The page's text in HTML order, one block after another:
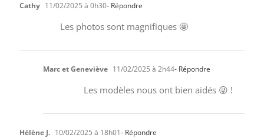
Cathy 11/02/2025 à 0h30- Répondre
Les photos sont magnifiques 🤩
Marc et Geneviève 11/02/2025 à 2h44- Répondre
Les modèles nous ont bien aidés 😜 !
Hélène J. 10/02/2025 à 18h01- Répondre